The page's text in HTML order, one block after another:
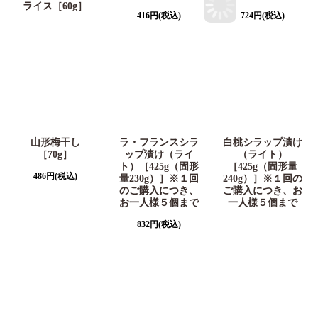
ライス［60g］
416円(税込) 724円(税込)
山形梅干し
［70g］
486円(税込)
ラ・フランスシラ
ップ漬け（ライ
ト）［425g（固形
量230g）］※１回
のご購入につき、
お一人様５個まで
832円(税込)
白桃シラップ漬け
（ライト）
［425g（固形量
240g）］※１回の
ご購入につき、お
一人様５個まで